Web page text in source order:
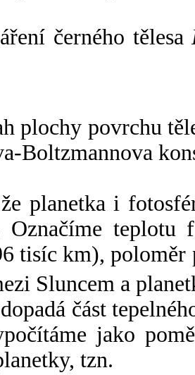
černého tělesa
plochy povrchu
Boltzmannova
planetka i
Označíme
tisíc km),
Sluncem a
část
jako
tzn.